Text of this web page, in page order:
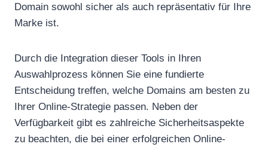
Domain sowohl sicher als auch repräsentativ für Ihre
Marke ist.
Durch die Integration dieser Tools in Ihren
Auswahlprozess können Sie eine fundierte
Entscheidung treffen, welche Domains am besten zu
Ihrer Online-Strategie passen. Neben der
Verfügbarkeit gibt es zahlreiche Sicherheitsaspekte
zu beachten, die bei einer erfolgreichen Online-